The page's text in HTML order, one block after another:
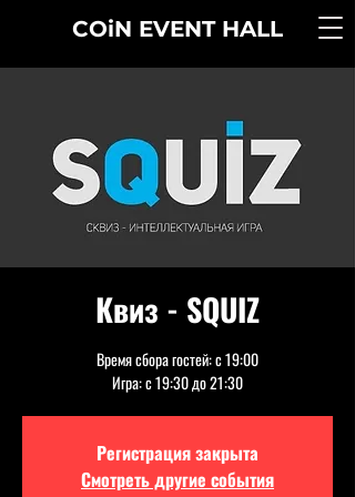
COiN EVENT HALL
Квиз - SQUIZ
Время сбора гостей: с 19:00
Игра: с 19:30 до 21:30
Регистрация закрыта
Смотреть другие события